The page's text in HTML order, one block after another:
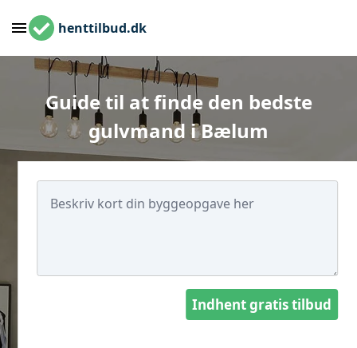
henttilbud.dk
Guide til at finde den bedste
gulvmand i Bælum
Indhent gratis tilbud